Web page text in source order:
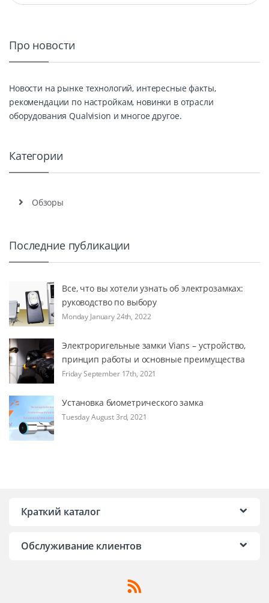
Про новости
Новости на рынке технологий, интересные факты,
рекомендации по настройкам, новинки в отрасли
оборудования Qualvision и многое другое.
Категории
Обзоры
Последние публикации
Все, что вы хотели узнать об электрозамках:
руководство по выбору
Monday January 24th, 2022
Электроригельные замки Vians – устройство,
принцип работы и основные преимущества
Friday September 17th, 2021
Установка биометрического замка
Tuesday August 3rd, 2021
Краткий каталог
Обслуживание клиентов